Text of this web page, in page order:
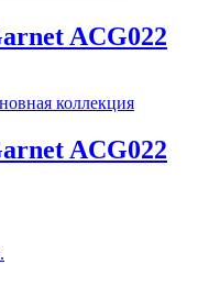
AСG022
коллекция
AСG022